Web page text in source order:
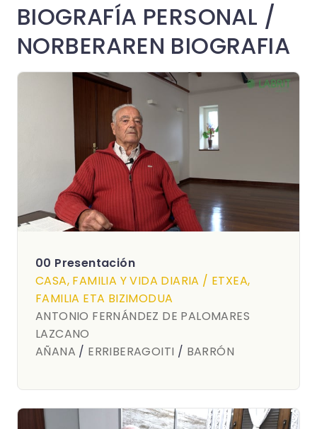
BIOGRAFÍA PERSONAL /
NORBERAREN BIOGRAFIA
00 Presentación
CASA, FAMILIA Y VIDA DIARIA / ETXEA,
FAMILIA ETA BIZIMODUA
ANTONIO FERNÁNDEZ DE PALOMARES
LAZCANO
AÑANA / ERRIBERAGOITI / BARRÓN